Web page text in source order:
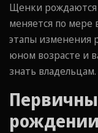
Щенки рождаются
меняется по мере
этапы изменения
юном возрасте и
знать владельцам.
рождении